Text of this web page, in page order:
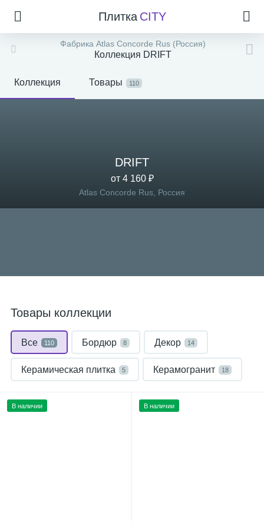
Плитка CITY
Фабрика Atlas Concorde Rus (Россия)
Коллекция DRIFT
Коллекция Товары 110
DRIFT
от 4 160 ₽
Atlas Concorde Rus, Россия
Товары коллекции
Все 110 Бордюр 8 Декор 14
Керамическая плитка 5 Керамогранит 18
В наличии
В наличии